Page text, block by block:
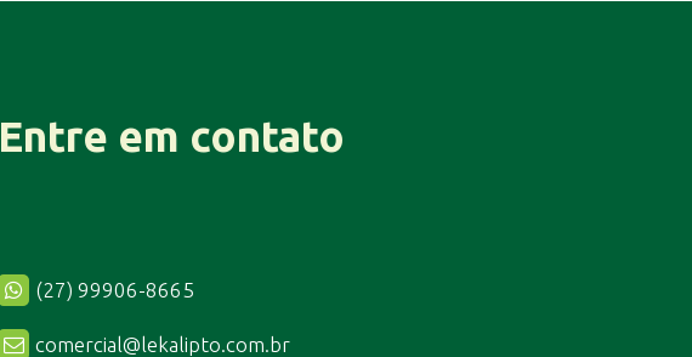
Entre em contato
(27) 99906-8665
comercial@lekalipto.com.br